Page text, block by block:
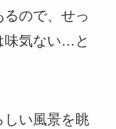
ので、せっ
味気ない…と
しい風景を眺